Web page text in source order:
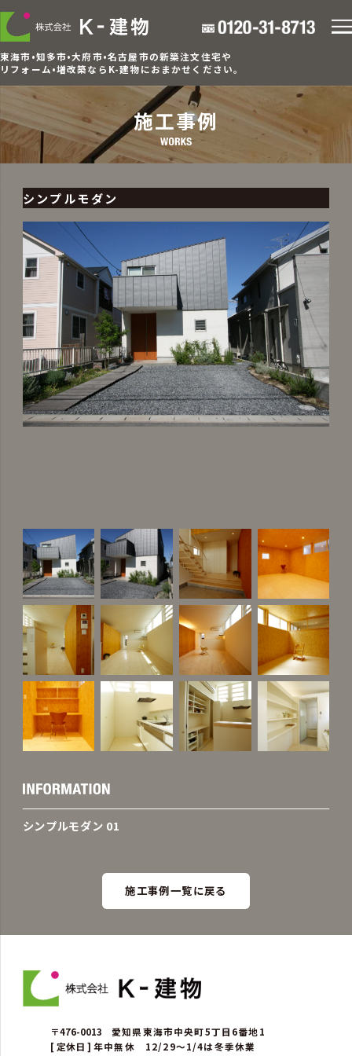
東海市•知多市•大府市•名古屋市の新築注文住宅や
リフォーム•増改築ならK-建物におまかせください。
施工事例
シンプルモダン
シンプルモダン 01
施工事例一覧に戻る
〒476-0013 愛知県東海市中央町5丁目6番地1
[ 定休日 ]年中無休 12/29～1/4は冬季休業